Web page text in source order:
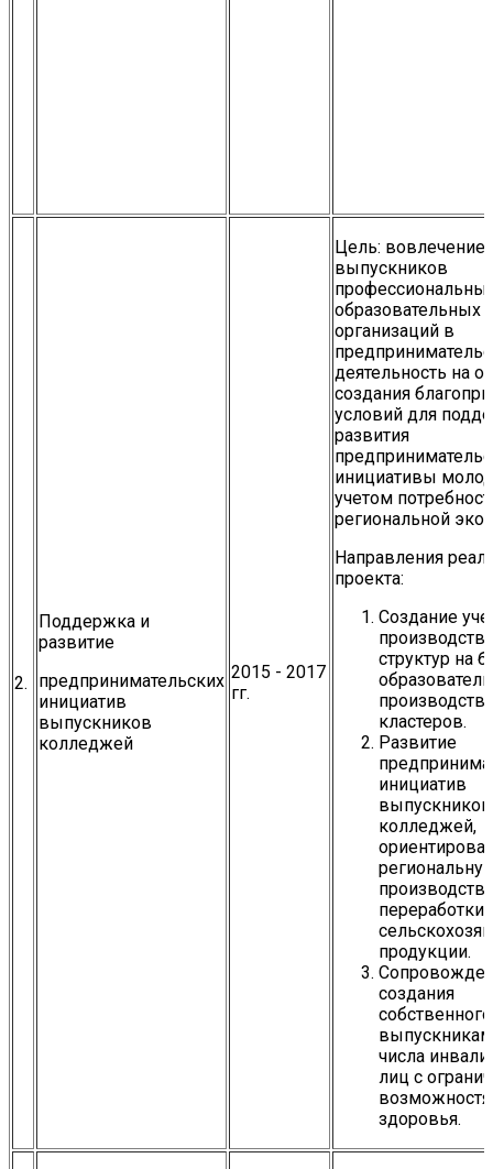
2.
Поддержка и
развитие
предпринимательских
инициатив
выпускников
колледжей
2015 - 2017
гг.
Цель: вовлечение
выпускников
образовательных
организаций в
деятельность на
создания
условий для
развития
инициативы
учетом
региональной
Направления
проекта:
Создание
структур на
кластеров.
Развитие
инициатив
выпускников
колледжей,
переработки
продукции.
создания
числа
лиц с
здоровья.